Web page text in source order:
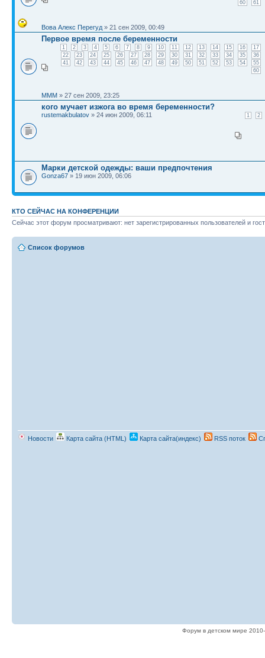
60
61
Вова Алекс Перегуд » 21 сен 2009, 00:49
Первое время после беременности
1 2 3 4 5 6 7 8 9 10 11 12 13 14 15 16
17
22
23 24 25 26 27 28 29 30 31 32 33 34 35
36
41
42 43 44 45 46 47 48 49 50 51 52 53 54
55
60
MMM » 27 сен 2009, 23:25
кого мучает изжога во время беременности?
1 2
rustemakbulatov » 24 июн 2009, 06:11
Марки детской одежды: ваши предпочтения
Gonza67 » 19 июн 2009, 06:06
КТО СЕЙЧАС НА КОНФЕРЕНЦИИ
Сейчас этот форум просматривают: нет зарегистрированных пользователей и
Список форумов
Новости Карта сайта (HTML) Карта сайта(индекс) RSS поток
Форум в детском мире